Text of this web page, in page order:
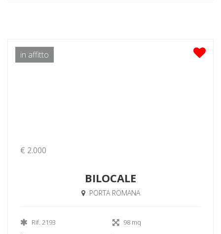
in affitto
€ 2.000
BILOCALE
PORTA ROMANA
Rif. 2193
98 mq